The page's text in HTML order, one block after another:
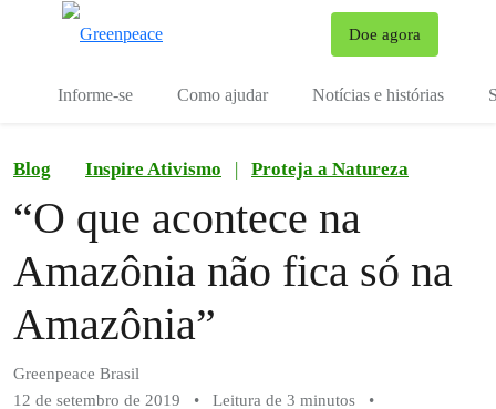
Doe agora
Informe-se Como ajudar Notícias e histórias
Blog Inspire Ativismo | Proteja a Natureza
“O que acontece na
Amazônia não fica só na
Amazônia”
Greenpeace Brasil
12 de setembro de 2019
• Leitura de 3 minutos
•